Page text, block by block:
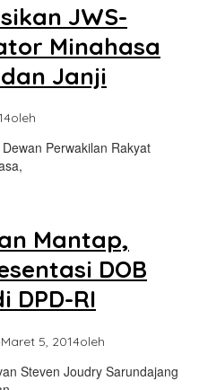
JWS-
Minahasa
Janji
oleh
Perwakilan Rakyat
Mantap,
DOB
DPD-RI
Maret 5, 2014oleh
Steven Joudry Sarundajang